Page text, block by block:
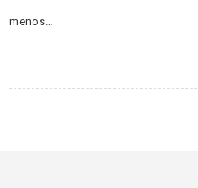
menos…